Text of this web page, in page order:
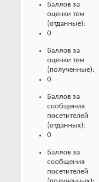
Баллов за
оценки тем
(отданные):
0
Баллов за
оценки тем
(полученные):
0
Баллов за
сообщения
посетителей
(отданных):
0
Баллов за
сообщения
посетителей